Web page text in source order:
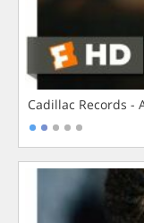
Cadillac Records -